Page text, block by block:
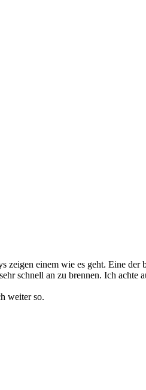
einem wie es geht. Eine
schnell an zu brennen. Ich achte
weiter so.